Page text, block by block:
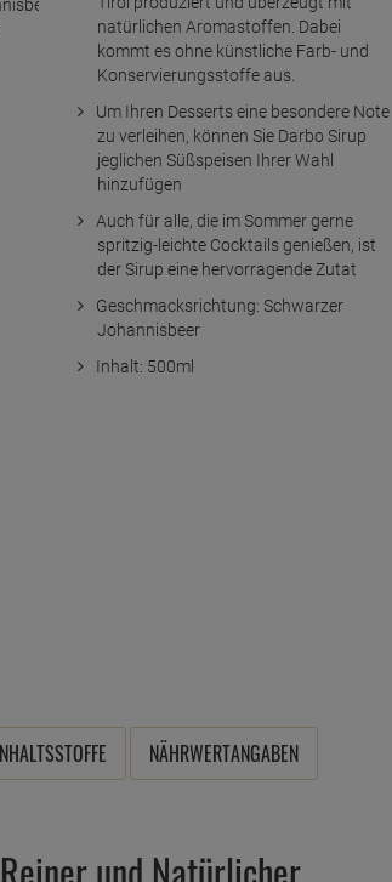
natürlichen Aromastoffen. Dabei
kommt es ohne künstliche Farb- und
Konservierungsstoffe aus.
Um Ihren Desserts eine besondere Note
zu verleihen, können Sie Darbo Sirup
jeglichen Süßspeisen Ihrer Wahl
hinzufügen
Auch für alle, die im Sommer gerne
spritzig-leichte Cocktails genießen, ist
der Sirup eine hervorragende Zutat
Geschmacksrichtung: Schwarzer
Johannisbeer
Inhalt: 500ml
NÄHRWERTANGABEN